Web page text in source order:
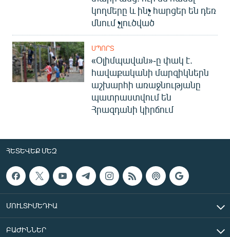
կողմերը և ինչ հարցեր են դեռ
մնում չլուծված
ՍՊՈՐՏ
«Օլիմպավան»-ը փակ է.
հավաքականի մարզիկներն
աշխարհի առաջնությանը
պատրաստվում են
Հրազդանի կիրճում
ՀԵՏԵՎԵՔ ՄԵԶ
ՄՈՒԼՏԻՄԵԴԻԱ
ԲԱԺԻՆՆԵՐ